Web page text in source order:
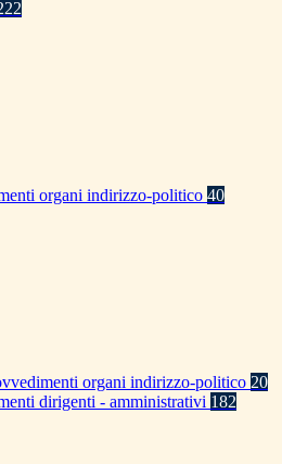
organi indirizzo-politico 40
organi indirizzo-politico 20
dirigenti - amministrativi 182